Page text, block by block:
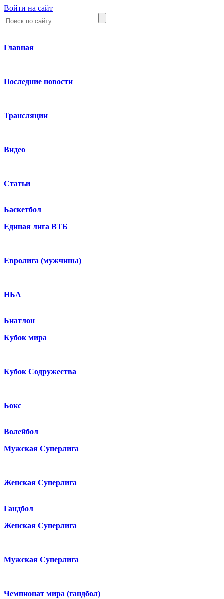
Войти на сайт
Главная
Последние новости
Трансляции
Видео
Статьи
Баскетбол
Единая лига ВТБ
Евролига (мужчины)
НБА
Биатлон
Кубок мира
Кубок Содружества
Бокс
Волейбол
Мужская Суперлига
Женская Суперлига
Гандбол
Женская Суперлига
Мужская Суперлига
Чемпионат мира (гандбол)